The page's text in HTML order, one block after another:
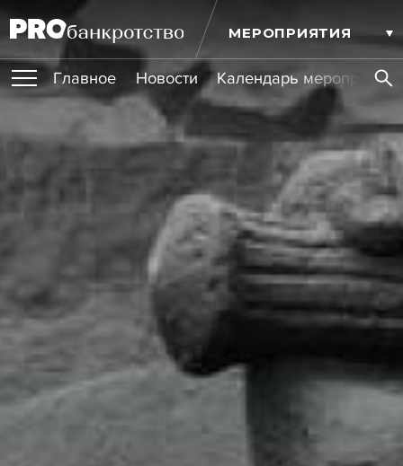
МЕРОПРИЯТИЯ
ПУБЛИКАЦИИ
ИГРОКИ РЫНКА
УСЛУГИ
СЕРВИСЫ
РЕЙТИНГИ
Главное Новости Календарь мероприятий
Публикации
НовостиСтатьиЭксперт PROИнтервью
Крупные банкротства
Мероприятия
ОбученияОнлайн-обученияКниги
Компании ПерсоныКейсы